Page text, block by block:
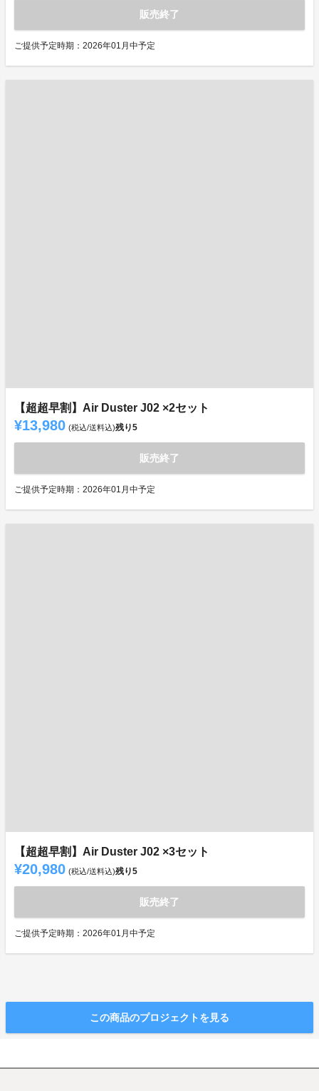
販売終了
ご提供予定時期：2026年01月中予定
【超超早割】Air Duster J02 ×2セット
¥13,980 (税込/送料込)残り5
販売終了
ご提供予定時期：2026年01月中予定
【超超早割】Air Duster J02 ×3セット
¥20,980 (税込/送料込)残り5
販売終了
ご提供予定時期：2026年01月中予定
この商品のプロジェクトを見る